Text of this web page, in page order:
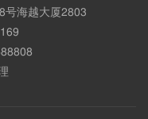
号海越大厦2803